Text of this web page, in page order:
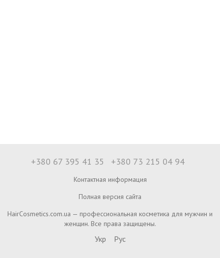
+380 67 395 41 35 +380 73 215 04 94
Контактная информация
Полная версия сайта
HairCosmetics.com.ua — профессиональная косметика для мужчин и
женщин. Все права защищены.
Укр Рус